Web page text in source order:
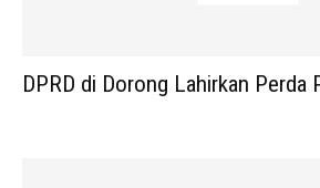
DPRD di Dorong Lahirkan